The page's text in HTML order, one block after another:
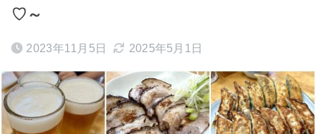
♡～
2023年11月5日 2025年5月1日